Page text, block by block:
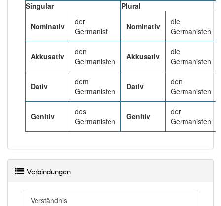
Singular
Nominativ
der
Germanist
Akkusativ
den
Germanisten
Dativ
dem
Germanisten
Genitiv
des
Germanisten
Plural
Nominativ
die
Germanisten
Akkusativ
die
Germanisten
Dativ
den
Germanisten
Genitiv
der
Germanisten
Verbindungen
Verständnis